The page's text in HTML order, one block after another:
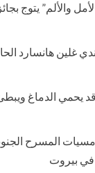
الأمل والألم” يتوج
غلين هانسارد
يحمي الدماغ
المسرح
بيروت